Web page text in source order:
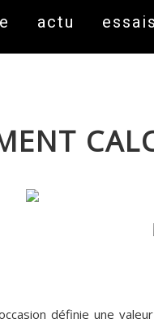
actu essais
définie une